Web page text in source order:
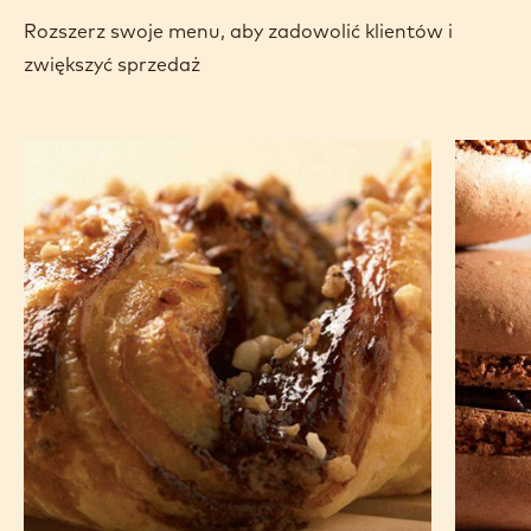
Rozszerz swoje menu, aby zadowolić klientów i
zwiększyć sprzedaż
z czekoladą
i orzechami
laskowymi
z